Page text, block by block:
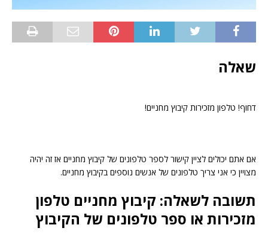
שאלה
דחוף! טלפון מזכירות קיבוץ מחניים!
אם אתם יכולים לציין קישור לספר טלפונים של קיבוץ מחניים אז זה יהיה
מצויין כי אני צריך טלפונים של אנשים נוספים בקיבוץ מחניים.
תשובה לשאלה: קיבוץ מחניים טלפון
מזכירות או ספר טלפונים של הקיבוץ